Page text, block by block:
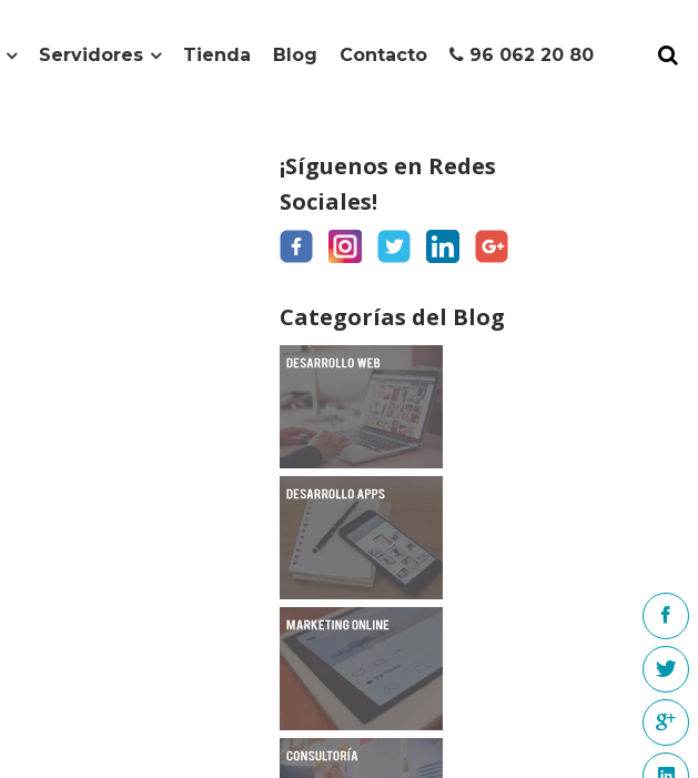
Servidores Tienda Blog Contacto 96 062 20 80
¡Síguenos en Redes
Sociales!
Categorías del Blog